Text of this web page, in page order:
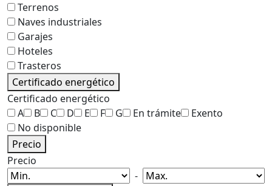
Terrenos
Naves industriales
Garajes
Hoteles
Trasteros
Certificado energético
Certificado energético
A
B C D E F G En trámite
Exento
No disponible
Precio
Precio
-